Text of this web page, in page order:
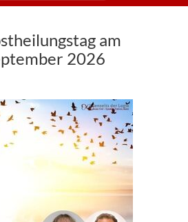
am
2026